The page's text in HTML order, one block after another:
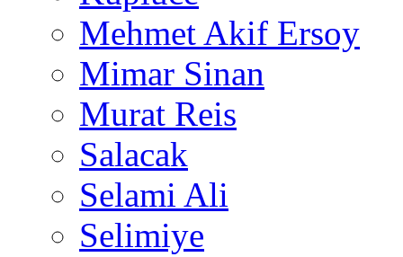
Mehmet Akif Ersoy
Mimar Sinan
Murat Reis
Salacak
Selami Ali
Selimiye